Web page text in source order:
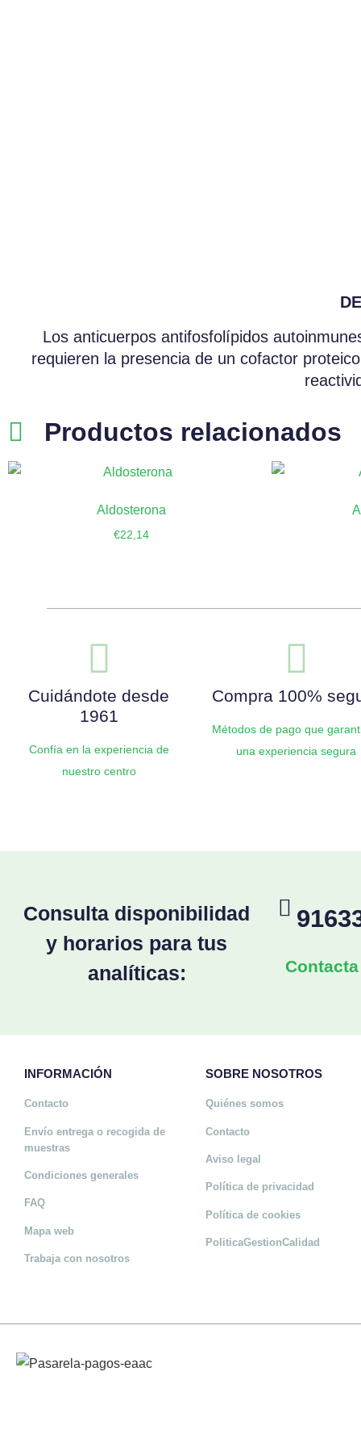
Los anticuerpos antifosfolípidos
requieren la presencia de un cofactor
Productos relacionados
Aldosterona
€22,14
Cuidándote desde
1961
Confía en la experiencia de
nuestro centro
Compra 100%
Métodos de pago que
una experiencia segura
Consulta disponibilidad
y horarios para tus
analíticas:
INFORMACIÓN
Contacto
Envío entrega o recogida de
muestras
Condiciones generales
FAQ
Mapa web
Trabaja con nosotros
SOBRE NOSOTROS
Quiénes somos
Contacto
Aviso legal
Política de privacidad
Política de cookies
PoliticaGestionCalidad